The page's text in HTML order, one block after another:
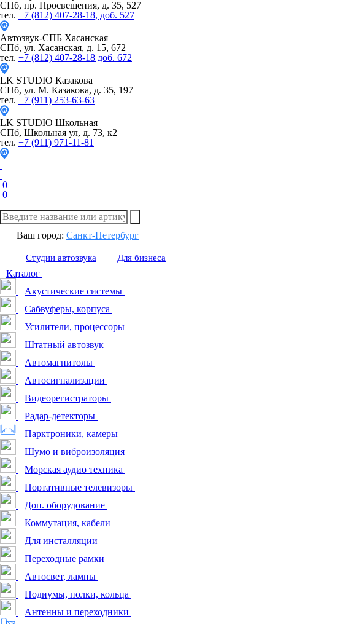
СПб, пр. Просвещения, д. 35, 527
тел. +7 (812) 407-28-18, доб. 527
Автозвук-СПБ Хасанская
СПб, ул. Хасанская, д. 15, 672
тел. +7 (812) 407-28-18 доб. 672
LK STUDIO Казакова
СПб, ул. М. Казакова, д. 35, 197
тел. +7 (911) 253-63-63
LK STUDIO Школьная
СПб, Школьная ул, д. 73, к2
тел. +7 (911) 971-11-81
0
0
Ваш город: Санкт-Петербург
Студии автозвука Для бизнеса
Каталог
Акустические системы
Сабвуферы, корпуса
Усилители, процессоры
Штатный автозвук
Автомагнитолы
Автосигнализации
Видеорегистраторы
Радар-детекторы
Парктроники, камеры
Шумо и виброизоляция
Морская аудио техника
Портативные телевизоры
Доп. оборудование
Коммутация, кабели
Для инсталляции
Переходные рамки
Автосвет, лампы
Подиумы, полки, кольца
Антенны и переходники